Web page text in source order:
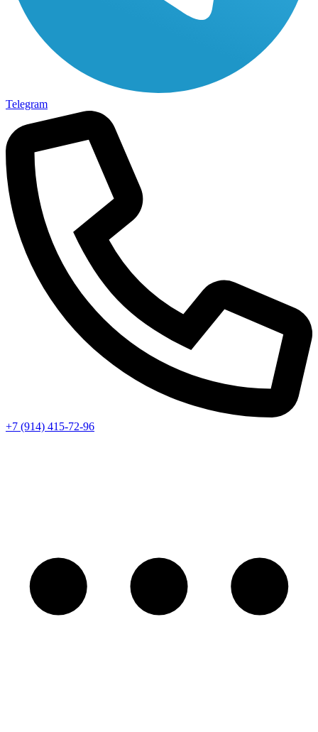
Telegram
+7 (914) 415-72-96